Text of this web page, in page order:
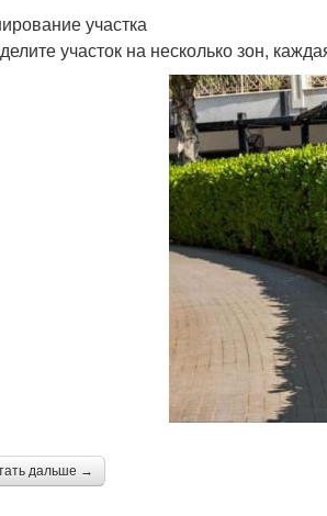
участка
участок на несколько зон,
дальше →